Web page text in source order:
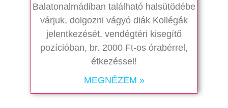
Balatonalmádiban található halsütödébe
várjuk, dolgozni vágyó diák Kollégák
jelentkezését, vendégtéri kisegítő
pozícióban, br. 2000 Ft-os órabérrel,
étkezéssel!
MEGNÉZEM »